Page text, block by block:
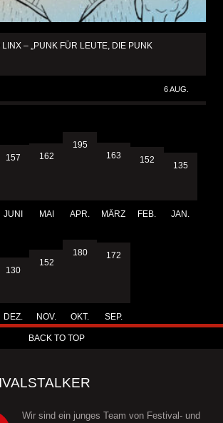
LINX – „PUNK FÜR LEUTE, DIE PUNK
6 AUG.
157
JUNI
162
MAI
195
APR.
163
MÄRZ
152
FEB.
135
JAN.
130
DEZ.
152
NOV.
180
OKT.
172
SEP.
BACK TO TOP
Wir sind ein junges Team von Festival- und